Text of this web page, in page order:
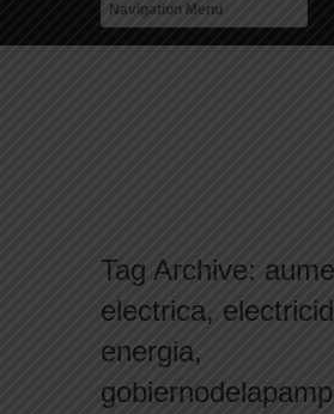
Tag Archive:
electrica,
energia,